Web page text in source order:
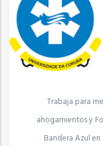
Trabaja para
ahogamientos y
Bandera Azul